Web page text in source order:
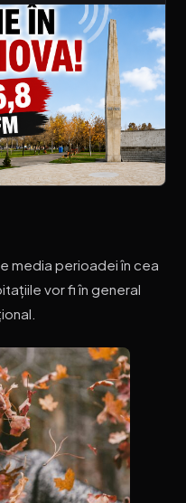
media perioadei în cea
vor fi în general